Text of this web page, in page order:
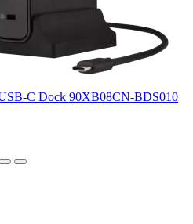
C Dock 90XB08CN-BDS010